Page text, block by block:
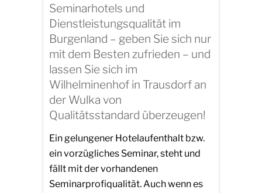
Seminarhotels und
Dienstleistungsqualität im
Burgenland – geben Sie sich nur
mit dem Besten zufrieden – und
lassen Sie sich im
Wilhelminenhof in Trausdorf an
der Wulka von
Qualitätsstandard überzeugen!
Ein gelungener Hotelaufenthalt bzw.
ein vorzügliches Seminar, steht und
fällt mit der vorhandenen
Seminarprofiqualität. Auch wenn es